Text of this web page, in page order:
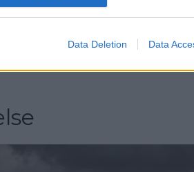
Data Deletion Data